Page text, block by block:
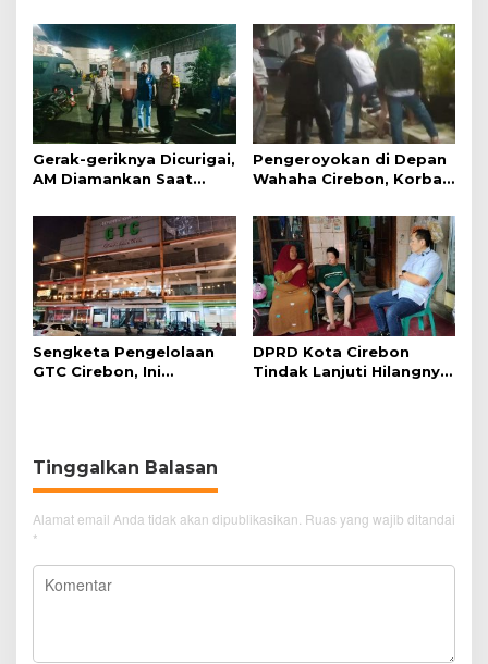
Gerak-geriknya Dicurigai,
AM Diamankan Saat
Pengeroyokan di Depan
Wahaha Cirebon, Korban
Polisi
Sengketa Pengelolaan
GTC Cirebon, Ini
DPRD Kota Cirebon
Tindak Lanjuti Hilangnya
Tinggalkan Balasan
Alamat email Anda tidak akan dipublikasikan. Ruas yang wajib ditandai
*